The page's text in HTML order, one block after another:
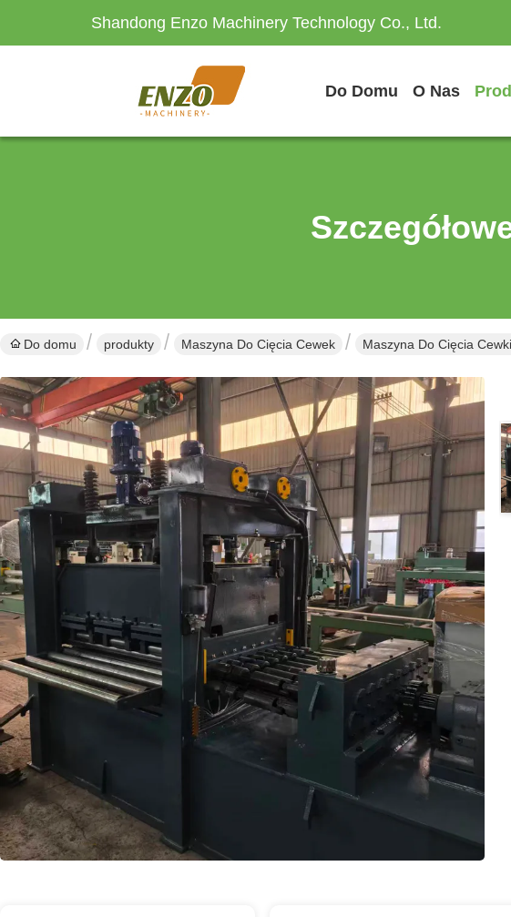
Shandong Enzo Machinery Technology Co., Ltd.
Do Domu O Nas
Do domu produkty Maszyna Do Cięcia Cewek Maszyna Do Cięcia